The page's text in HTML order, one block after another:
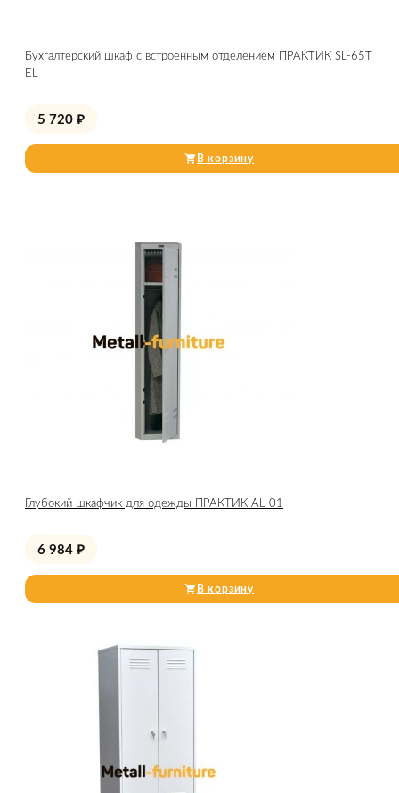
Бухгалтерский шкаф с встроенным отделением ПРАКТИК SL-65Т
EL
5 720 ₽
В корзину
Глубокий шкафчик для одежды ПРАКТИК AL-01
6 984 ₽
В корзину